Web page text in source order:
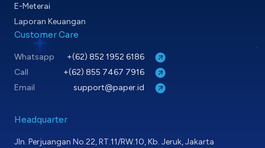
E-Meterai
Laporan Keuangan
Customer Care
Whatsapp
+(62) 852 1952 6186
Call
+(62) 855 7467 7916
Email
support@paper.id
Headquarter
Jln. Perjuangan No.22, RT.11/RW.10, Kb. Jeruk, Jakarta